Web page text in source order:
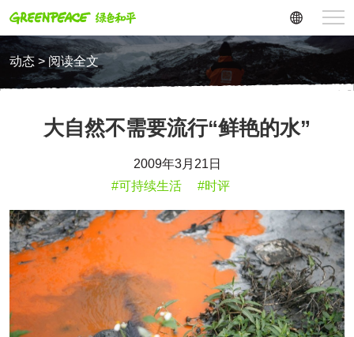
动态 > 阅读全文
大自然不需要流行“鲜艳的水”
2009年3月21日
#可持续生活
#时评